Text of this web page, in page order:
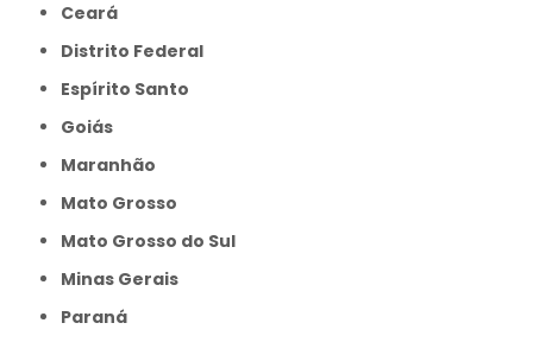
Ceará
Distrito Federal
Espírito Santo
Goiás
Maranhão
Mato Grosso
Mato Grosso do Sul
Minas Gerais
Paraná